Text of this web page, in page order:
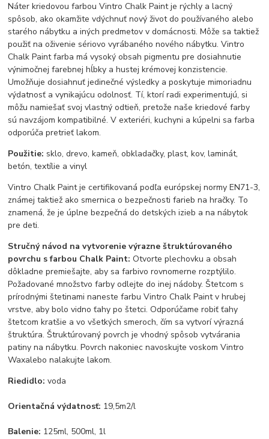
Náter kriedovou farbou Vintro Chalk Paint je rýchly a lacný
spôsob, ako okamžite vdýchnuť nový život do používaného alebo
starého nábytku a iných predmetov v domácnosti. Môže sa taktiež
použiť na oživenie sériovo vyrábaného nového nábytku. Vintro
Chalk Paint farba má vysoký obsah pigmentu pre dosiahnutie
výnimočnej farebnej hĺbky a hustej krémovej konzistencie.
Umožňuje dosiahnuť jedinečné výsledky a poskytuje mimoriadnu
výdatnosť a vynikajúcu odolnosť. Tí, ktorí radi experimentujú, si
môžu namiešať svoj vlastný odtieň, pretože naše kriedové farby
sú navzájom kompatibilné. V exteriéri, kuchyni a kúpelni sa farba
odporúča pretrieť lakom.
Použitie: sklo, drevo, kameň, obkladačky, plast, kov, laminát,
betón, textílie a vinyl
Vintro Chalk Paint je certifikovaná podľa európskej normy EN71-3,
známej taktiež ako smernica o bezpečnosti farieb na hračky. To
znamená, že je úplne bezpečná do detských izieb a na nábytok
pre deti.
Stručný návod na vytvorenie výrazne štruktúrovaného
povrchu s farbou Chalk Paint:Otvorte plechovku a obsah
dôkladne premiešajte, aby sa farbivo rovnomerne rozptýlilo.
Požadované množstvo farby odlejte do inej nádoby. Štetcom s
prírodnými štetinami naneste farbu Vintro Chalk Paint v hrubej
vrstve, aby bolo vidno ťahy po štetci. Odporúčame robiť ťahy
štetcom kratšie a vo všetkých smeroch, čím sa vytvorí výrazná
štruktúra. Štruktúrovaný povrch je vhodný spôsob vytvárania
patiny na nábytku. Povrch nakoniec navoskujte voskomVintro
Waxalebo nalakujte lakom.
Riedidlo:voda
Orientačná výdatnosť: 19,5m2/l
Balenie: 125ml, 500ml, 1l